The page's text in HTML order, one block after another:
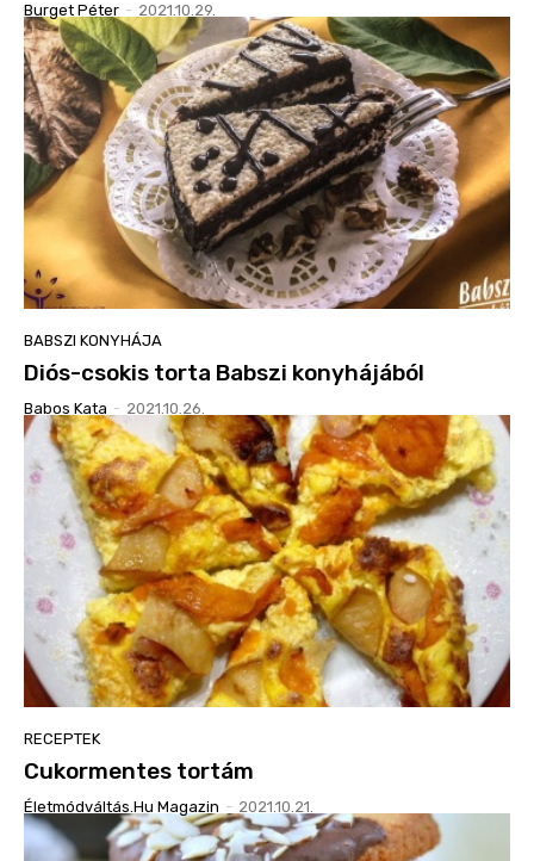
Burget Péter - 2021.10.29.
BABSZI KONYHÁJA
Diós-csokis torta Babszi konyhájából
Babos Kata - 2021.10.26.
RECEPTEK
Cukormentes tortám
Életmódváltás.hu Magazin - 2021.10.21.